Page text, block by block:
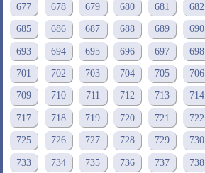
677 678 679 680 681 682
685 686 687 688 689 690
693 694 695 696 697 698
701 702 703 704 705 706
709 710 711 712 713 714
717 718 719 720 721 722
725 726 727 728 729 730
733 734 735 736 737 738